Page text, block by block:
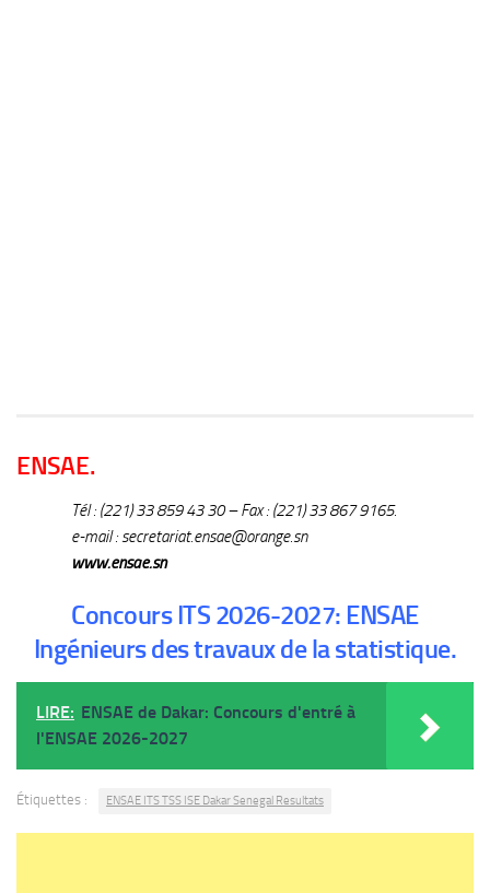
ENSAE.
Tél : (221) 33 859 43 30 – Fax : (221) 33 867 9165.
e-mail : secretariat.ensae@orange.sn
www.ensae.sn
Concours ITS 2026-2027: ENSAE
Ingénieurs des travaux de la statistique.
LIRE: ENSAE de Dakar: Concours d'entré à
l'ENSAE 2026-2027
Étiquettes : ENSAE ITS TSS ISE Dakar Senegal Resultats